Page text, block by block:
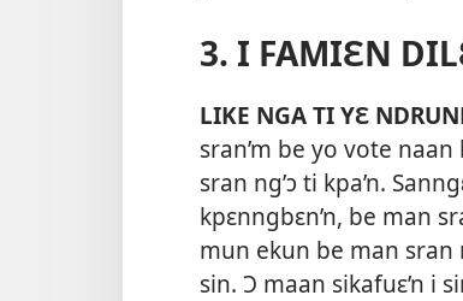
3. I FAMIƐN
LIKE NGA TI YƐ
sran’m be yo vote
sran ng’ɔ ti kpa’n.
kpɛnngbɛn’n, be man
mun ekun be man sran
sin. Ɔ maan sikafuɛ’n i